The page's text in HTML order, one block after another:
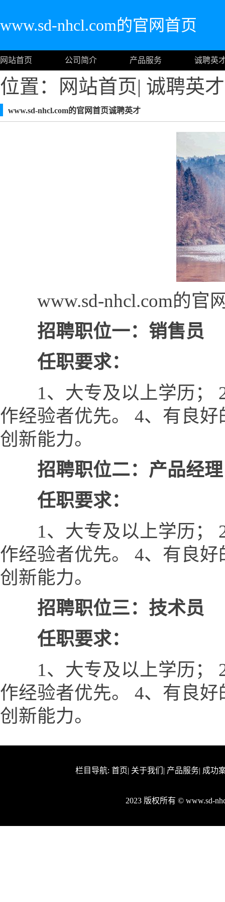
www.sd-nhcl.com的官网首页
网站首页 公司简介 产品服务 诚聘英
位置： 网站首页| 诚聘英才
www.sd-nhcl.com的官网首页诚聘英才
www.sd-nhcl.com的官
招聘职位一：销售员
任职要求：
1、大专及以上学历； 2
作经验者优先。 4、有良
创新能力。
招聘职位二：产品经理
任职要求：
1、大专及以上学历； 2
作经验者优先。 4、有良
创新能力。
招聘职位三：技术员
任职要求：
1、大专及以上学历； 2
作经验者优先。 4、有良
创新能力。
栏目导航: 首页| 关于我们 | 产品服务| 成功
2023 版权所有 © www.sd-